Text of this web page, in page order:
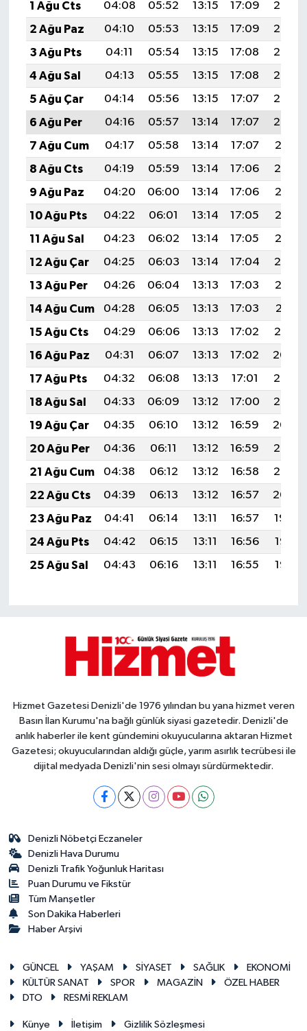
1 Ağu Cts
04:08 05:52 13:15 17:09
20:27
2 Ağu Paz
04:10 05:53 13:15 17:09
20:26
3 Ağu Pts
04:11 05:54 13:15 17:08
20:25
4 Ağu Sal
04:13 05:55 13:15 17:08
20:24
5 Ağu Çar
04:14 05:56 13:15 17:07
20:23
6 Ağu Per
04:16 05:57 13:14 17:07
20:22
7 Ağu Cum
04:17 05:58 13:14 17:07
20:21
8 Ağu Cts
04:19 05:59 13:14 17:06
20:19
9 Ağu Paz
04:20 06:00 13:14 17:06
20:18
10 Ağu Pts
04:22 06:01 13:14 17:05
20:17
11 Ağu Sal
04:23 06:02 13:14 17:05
20:15
12 Ağu Çar
04:25 06:03 13:14 17:04
20:14
13 Ağu Per
04:26 06:04 13:13 17:03
20:13
14 Ağu Cum
04:28 06:05 13:13 17:03
20:11
15 Ağu Cts
04:29 06:06 13:13 17:02
20:10
16 Ağu Paz
04:31 06:07 13:13 17:02
20:09
17 Ağu Pts
04:32 06:08 13:13 17:01
20:07
18 Ağu Sal
04:33 06:09 13:12 17:00
20:06
19 Ağu Çar
04:35 06:10 13:12 16:59
20:04
20 Ağu Per
04:36 06:11 13:12 16:59
20:03
21 Ağu Cum
04:38 06:12 13:12 16:58
20:02
22 Ağu Cts
04:39 06:13 13:12 16:57
20:00
23 Ağu Paz
04:41 06:14 13:11 16:57
19:59
24 Ağu Pts
04:42 06:15 13:11 16:56
19:57
25 Ağu Sal
04:43 06:16 13:11 16:55 19:55
Hizmet Gazetesi Denizli'de 1976 yılından bu yana hizmet veren
Basın İlan Kurumu'na bağlı günlük siyasi gazetedir. Denizli'de
anlık haberler ile kent gündemini okuyucularına aktaran Hizmet
Gazetesi; okuyucularından aldığı güçle, yarım asırlık tecrübesi ile
dijital medyada Denizli'nin sesi olmayı sürdürmektedir.
Denizli Nöbetçi Eczaneler
Denizli Hava Durumu
Denizli Trafik Yoğunluk Haritası
Puan Durumu ve Fikstür
Tüm Manşetler
Son Dakika Haberleri
Haber Arşivi
GÜNCEL YAŞAM SİYASET SAĞLIK
EKONOMİ
KÜLTÜR SANAT
SPOR MAGAZİN
ÖZEL HABER
DTO
RESMİ REKLAM
Künye İletişim Gizlilik Sözleşmesi